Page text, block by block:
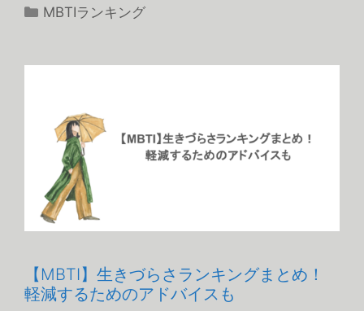
カ
リ
MBTIランキング
【MBTI】生きづらさランキングまとめ！
軽減するためのアドバイスも